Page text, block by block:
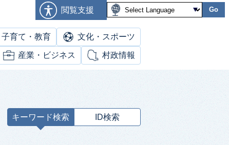
閲覧支援 Go
子育て・教育 文化・スポーツ
産業・ビジネス 村政情報
キーワード検索 ID検索